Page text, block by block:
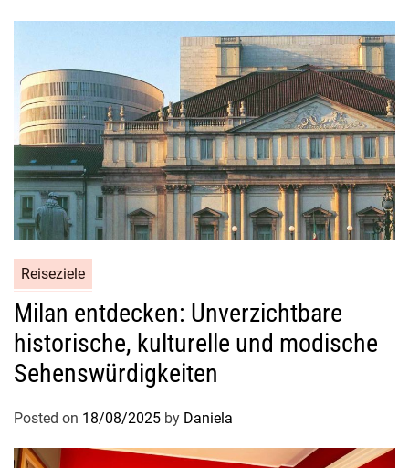
Reiseziele
Milan entdecken: Unverzichtbare
historische, kulturelle und modische
Sehenswürdigkeiten
Posted on 18/08/2025 by Daniela